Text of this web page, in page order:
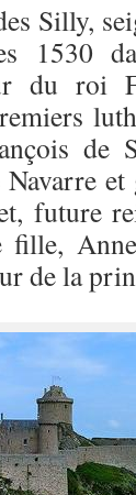
Silly,
1530
du roi
de
future
fille,
de la